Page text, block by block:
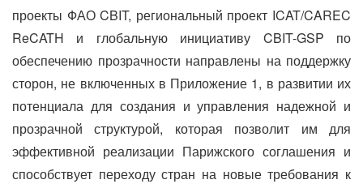
проекты ФАО CBIT, региональный проект ICAT/CAREC
ReCATH и глобальную инициативу CBIT-GSP по
обеспечению прозрачности направлены на поддержку
сторон, не включенных в Приложение 1, в развитии их
потенциала для создания и управления надежной и
прозрачной структурой, которая позволит им для
эффективной реализации Парижского соглашения и
способствует переходу стран на новые требования к